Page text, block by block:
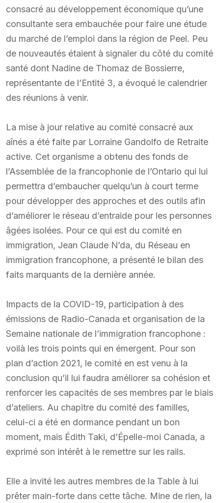
consacré au développement économique qu’une
consultante sera embauchée pour faire une étude
du marché de l’emploi dans la région de Peel. Peu
de nouveautés étaient à signaler du côté du comité
santé dont Nadine de Thomaz de Bossierre,
représentante de l’Entité 3, a évoqué le calendrier
des réunions à venir.
La mise à jour relative au comité consacré aux
aînés a été faite par Lorraine Gandolfo de Retraite
active. Cet organisme a obtenu des fonds de
l’Assemblée de la francophonie de l’Ontario qui lui
permettra d’embaucher quelqu’un à court terme
pour développer des approches et des outils afin
d’améliorer le réseau d’entraide pour les personnes
âgées isolées. Pour ce qui est du comité en
immigration, Jean Claude N’da, du Réseau en
immigration francophone, a présenté le bilan des
faits marquants de la dernière année.
Impacts de la COVID-19, participation à des
émissions de Radio-Canada et organisation de la
Semaine nationale de l’immigration francophone :
voilà les trois points qui en émergent. Pour son
plan d’action 2021, le comité en est venu à la
conclusion qu’il lui faudra améliorer sa cohésion et
renforcer les capacités de ses membres par le biais
d’ateliers. Au chapitre du comité des familles,
celui-ci a été en dormance pendant un bon
moment, mais Édith Taki, d’Épelle-moi Canada, a
exprimé son intérêt à le remettre sur les rails.
Elle a invité les autres membres de la Table à lui
prêter main-forte dans cette tâche. Mine de rien, la